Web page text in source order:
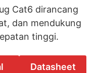
Cat6 dirancang
dan mendukung
tinggi.
Datasheet